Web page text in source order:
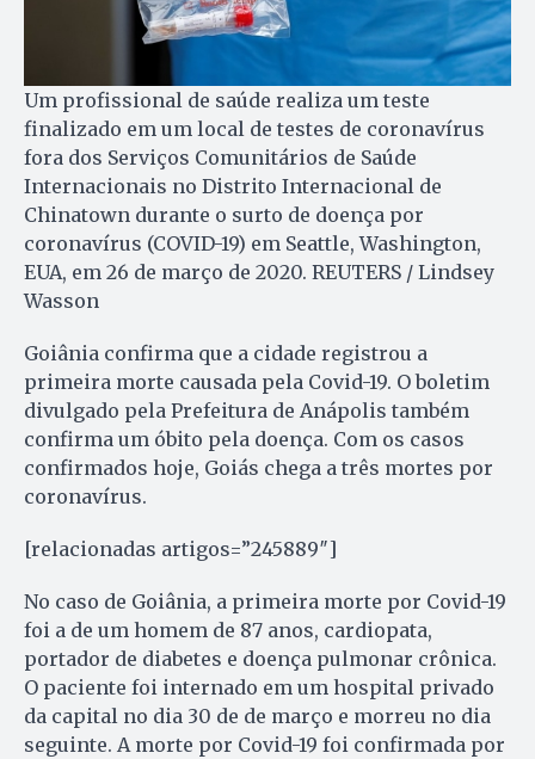
Um profissional de saúde realiza um teste
finalizado em um local de testes de coronavírus
fora dos Serviços Comunitários de Saúde
Internacionais no Distrito Internacional de
Chinatown durante o surto de doença por
coronavírus (COVID-19) em Seattle, Washington,
EUA, em 26 de março de 2020. REUTERS / Lindsey
Wasson
Goiânia confirma que a cidade registrou a
primeira morte causada pela Covid-19. O boletim
divulgado pela Prefeitura de Anápolis também
confirma um óbito pela doença. Com os casos
confirmados hoje, Goiás chega a três mortes por
coronavírus.
[relacionadas artigos=”245889″]
No caso de Goiânia, a primeira morte por Covid-19
foi a de um homem de 87 anos, cardiopata,
portador de diabetes e doença pulmonar crônica.
O paciente foi internado em um hospital privado
da capital no dia 30 de de março e morreu no dia
seguinte. A morte por Covid-19 foi confirmada por